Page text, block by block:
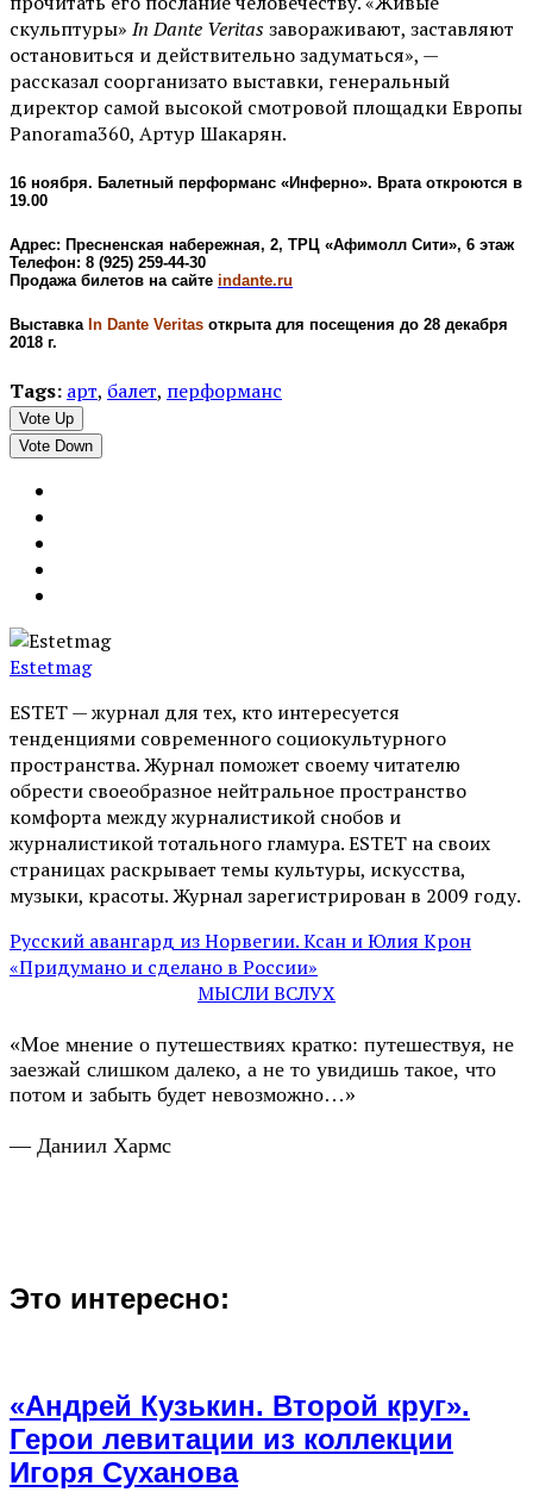
скульптуры» In Dante Veritasзавораживают, заставляют
остановиться и действительно задуматься», —
рассказал соорганизато выставки, генеральный
директор самой высокой смотровой площадки Европы
Panorama360, Артур Шакарян.
16 ноября. Балетный перформанс «Инферно». Врата откроются в
19.00
Адрес: Пресненская набережная, 2, ТРЦ «Афимолл Сити», 6 этаж
Телефон: 8 (925) 259-44-30
Продажа билетов на сайте indante.ru
Выставка In Dante Veritas открыта для посещения до 28 декабря
2018 г.
Tags: арт, балет, перформанс
Vote Up
Vote Down
Estetmag
ESTET — журнал для тех, кто интересуeтся
тенденциями современного социокультурного
пространства. Журнал поможет своему читателю
обрести своеобразное нейтральное пространство
комфорта между журналистикой снобов и
журналистикой тотального гламура. ESTET на своих
страницах раскрывает темы культуры, искусства,
музыки, красоты. Журнал зарегистрирован в 2009 году.
Русский авангард из Норвегии. Ксан и Юлия Крон
«Придумано и сделано в России»
МЫСЛИ ВСЛУХ
«Мое мнение о путешествиях кратко: путешествуя, не
заезжай слишком далеко, а не то увидишь такое, что
потом и забыть будет невозможно…»
— Даниил Хармс
Это интересно:
«Андрей Кузькин. Второй круг».
Герои левитации из коллекции
Игоря Суханова